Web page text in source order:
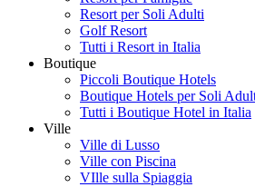
Resort per Soli Adulti
Golf Resort
Tutti i Resort in Italia
Boutique
Piccoli Boutique Hotels
Boutique Hotels per Soli
Tutti i Boutique Hotel in Italia
Ville
Ville di Lusso
Ville con Piscina
VIlle sulla Spiaggia